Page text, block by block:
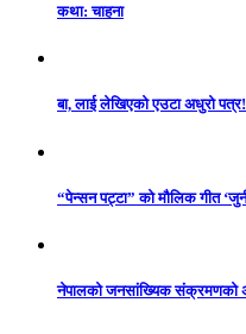
कथा: चाहना
बा, लाई लेखिएको एउटा अधुरो पत्र!
“पेन्सन पट्टा” को मौलिक गीत
नेपालको जनसांख्यिक संक्रमणको